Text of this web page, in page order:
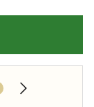
Dowiedz się